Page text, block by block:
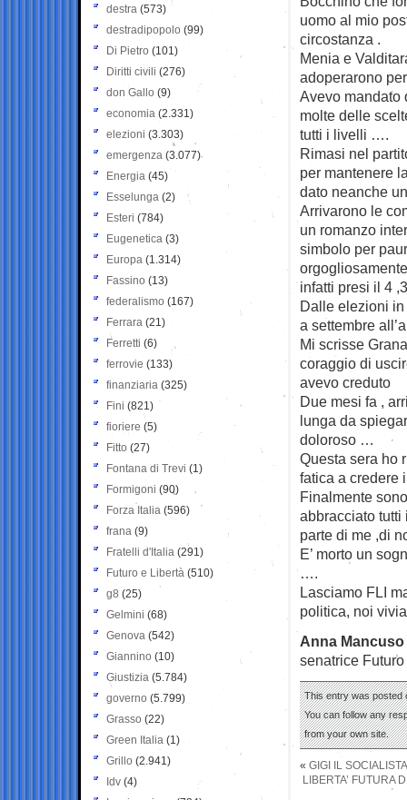
uomo al mio
circostanza .
Menia e
adoperarono
Avevo mandato
molte delle
tutti i livelli ….
Rimasi nel
per mantenere
dato neanche
Arrivarono le
un romanzo
simbolo per
infatti presi il 4
Dalle elezioni
a settembre
Mi scrisse
coraggio di
avevo creduto
Due mesi fa ,
lunga da
doloroso …
Questa sera ho
fatica a credere
Finalmente
abbracciato tutti
parte di me ,di
E’ morto un
….
Lasciamo FLI
politica, noi
Anna Mancuso
senatrice
This entry was posted
You can follow any
from your own site.
« GIGI IL
LIBERTA’ FUTURA
destra (573)
destradipopolo (99)
Di Pietro (101)
Diritti civili (276)
don Gallo (9)
economia (2.331)
elezioni (3.303)
emergenza (3.077)
Energia (45)
Esselunga (2)
Esteri (784)
Eugenetica (3)
Europa (1.314)
Fassino (13)
federalismo (167)
Ferrara (21)
Ferretti (6)
ferrovie (133)
finanziaria (325)
Fini (821)
fioriere (5)
Fitto (27)
Fontana di Trevi (1)
Formigoni (90)
Forza Italia (596)
frana (9)
Fratelli d'Italia (291)
Futuro e Libertà (510)
g8 (25)
Gelmini (68)
Genova (542)
Giannino (10)
Giustizia (5.784)
governo (5.799)
Grasso (22)
Green Italia (1)
Grillo (2.941)
Idv (4)